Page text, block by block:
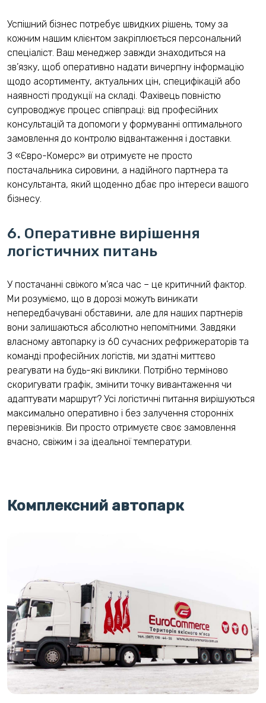
Успішний бізнес потребує швидких рішень, тому за
кожним нашим клієнтом закріплюється персональний
спеціаліст. Ваш менеджер завжди знаходиться на
зв’язку, щоб оперативно надати вичерпну інформацію
щодо асортименту, актуальних цін, специфікацій або
наявності продукції на складі. Фахівець повністю
супроводжує процес співпраці: від професійних
консультацій та допомоги у формуванні оптимального
замовлення до контролю відвантаження і доставки.
З «Євро-Комерс» ви отримуєте не просто
постачальника сировини, а надійного партнера та
консультанта, який щоденно дбає про інтереси вашого
бізнесу.
6. Оперативне вирішення
логістичних питань
У постачанні свіжого м’яса час – це критичний фактор.
Ми розуміємо, що в дорозі можуть виникати
непередбачувані обставини, але для наших партнерів
вони залишаються абсолютно непомітними. Завдяки
власному автопарку із 60 сучасних рефрижераторів та
команді професійних логістів, ми здатні миттєво
реагувати на будь-які виклики. Потрібно терміново
скоригувати графік, змінити точку вивантаження чи
адаптувати маршрут? Усі логістичні питання вирішуються
максимально оперативно і без залучення сторонніх
перевізників. Ви просто отримуєте своє замовлення
вчасно, свіжим і за ідеальної температури.
Комплексний автопарк